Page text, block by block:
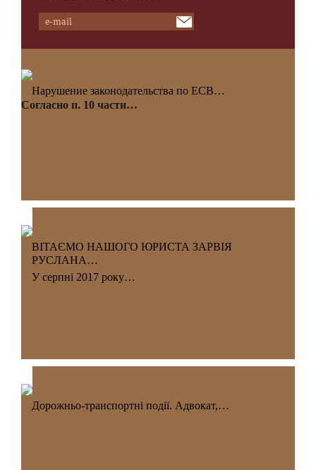
Нарушение законодательства по ЕСВ…
Согласно п. 10 части…
ВІТАЄМО НАШОГО ЮРИСТА ЗАРВІЯ
РУСЛАНА…
У серпні 2017 року…
Дорожньо-транспортні події. Адвокат,…